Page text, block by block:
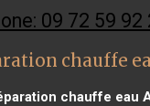
09 72 59 92
chauffe
chauffe eau